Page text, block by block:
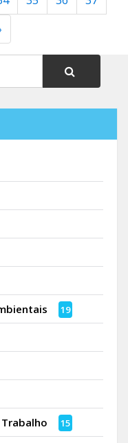
19
15